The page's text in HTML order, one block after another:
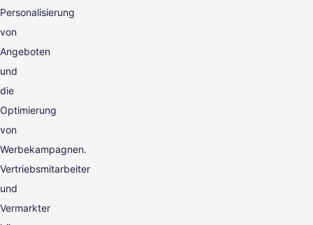
Personalisierung
von
Angeboten
und
die
Optimierung
von
Werbekampagnen.
Vertriebsmitarbeiter
und
Vermarkter